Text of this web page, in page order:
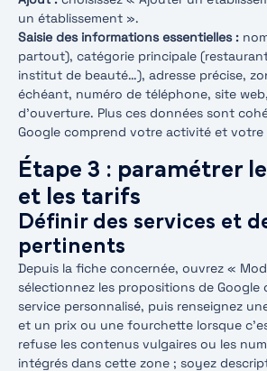
un établissement ».
Saisie des informations essentielles :
partout), catégorie principale
institut de beauté…), adresse précise,
échéant, numéro de téléphone, site
d’ouverture. Plus ces données sont
Google comprend votre activité et votre
Étape 3 : paramétrer
et les tarifs
Définir des services et
pertinents
Depuis la fiche concernée, ouvrez «
sélectionnez les propositions de Google
service personnalisé, puis renseignez
et un prix ou une fourchette lorsque
refuse les contenus vulgaires ou les
intégrés dans cette zone ; soyez